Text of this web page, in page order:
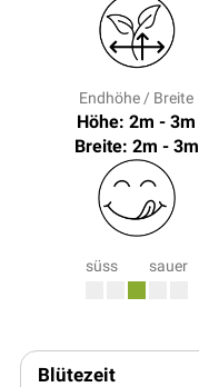
Endhöhe / Breite
Höhe: 2m - 3m
Breite: 2m - 3m
süss sauer
Blütezeit